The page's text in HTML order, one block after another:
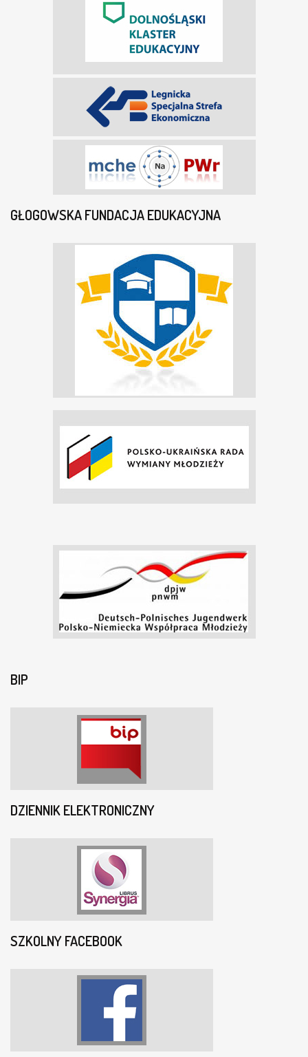
GŁOGOWSKA FUNDACJA EDUKACYJNA
BIP
DZIENNIK ELEKTRONICZNY
SZKOLNY FACEBOOK